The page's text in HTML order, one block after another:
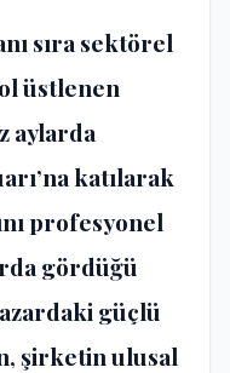
sıra sektörel
üstlenen
aylarda
katılarak
profesyonel
gördüğü
güçlü
şirketin ulusal